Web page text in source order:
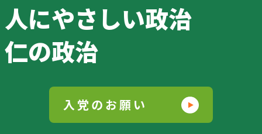
人にやさしい政治
仁の政治
入党のお願い